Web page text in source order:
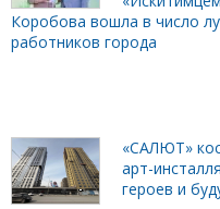
Коробова вошла в число
работников города
«САЛЮТ»
арт-
героев и